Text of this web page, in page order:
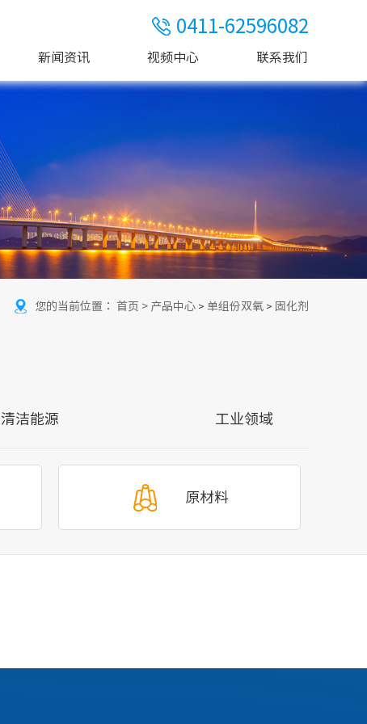
0411-62596082
新闻资讯 视频中心 联系我们
您的当前位置： 首页 > 产品中心 > 单组份双氧 > 固化剂
清洁能源 工业领域
原材料